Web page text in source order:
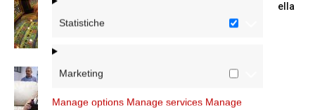
Statistiche
Marketing
Manage options Manage services Manage
Azzardo: a Termini il centro d’ascolto della
Caritas
A San Saba la Messa per la Giornata dei